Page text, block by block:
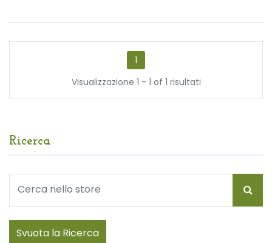
1
Visualizzazione 1 - 1 of 1 risultati
Ricerca
Svuota la Ricerca